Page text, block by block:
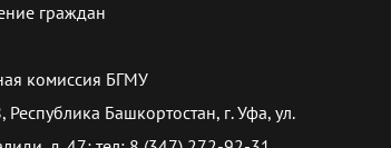
граждан
комиссия БГМУ
Республика Башкортостан, г. Уфа, ул.